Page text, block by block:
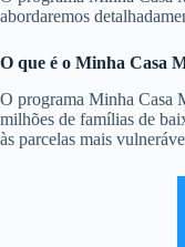
abordaremos
O que é o Minha Casa
O programa Minha Casa
milhões de famílias de
às parcelas mais